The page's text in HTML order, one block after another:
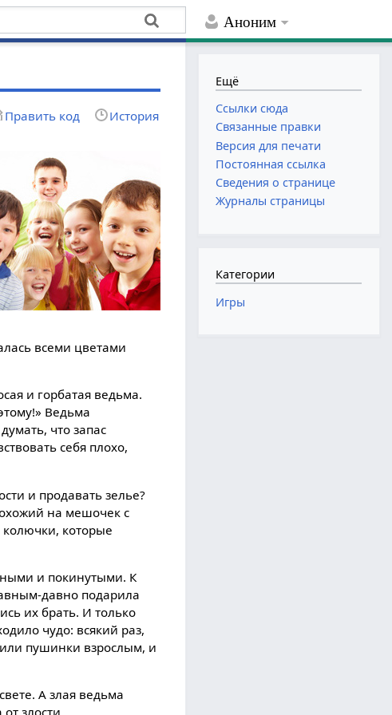
Аноним
Править код История
всеми цветами
и горбатая ведьма.
Ведьма
что запас
себя плохо,
и продавать зелье?
на мешочек с
которые
и покинутыми. К
давно подарила
их брать. И только
чудо: всякий раз,
пушинки взрослым, и
А злая ведьма
злости.
Ещё
Ссылки сюда
Связанные правки
Версия для печати
Постоянная ссылка
Сведения о странице
Журналы страницы
Категории
Игры